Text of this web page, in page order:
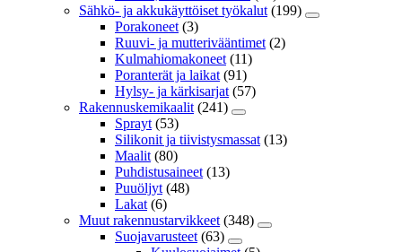
Sähkö- ja akkukäyttöiset työkalut (199)
Porakoneet (3)
Ruuvi- ja mutterivääntimet (2)
Kulmahiomakoneet (11)
Poranterät ja laikat (91)
Hylsy- ja kärkisarjat (57)
Rakennuskemikaalit (241)
Sprayt (53)
Silikonit ja tiivistysmassat (13)
Maalit (80)
Puhdistusaineet (13)
Puuöljyt (48)
Lakat (6)
Muut rakennustarvikkeet (348)
Suojavarusteet (63)